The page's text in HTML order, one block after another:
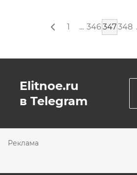
1 ... 346347348
Elitnoe.ru
в Telegram
Реклама